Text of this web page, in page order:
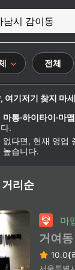
남시 감이동
전체
여기저기 찾지 마
마통·하이타이·마맵
.
없다면, 현재 영업
높습니다.
리순
마
거여동
10.0(